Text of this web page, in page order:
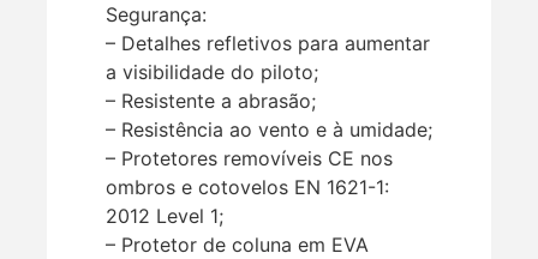
Segurança:
– Detalhes refletivos para aumentar
a visibilidade do piloto;
– Resistente a abrasão;
– Resistência ao vento e à umidade;
– Protetores removíveis CE nos
ombros e cotovelos EN 1621-1:
2012 Level 1;
– Protetor de coluna em EVA